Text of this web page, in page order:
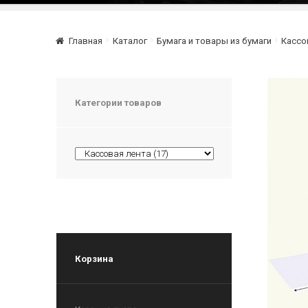
Главная Каталог Бумага и товары из бумаги
Категории товаров
Корзина